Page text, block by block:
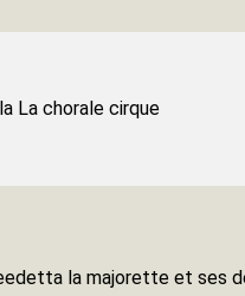
La chorale cirque
la majorette et ses